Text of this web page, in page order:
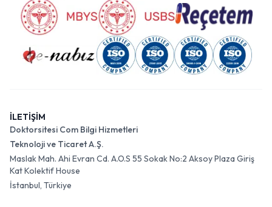
İLETİŞİM
Doktorsitesi Com Bilgi Hizmetleri
Teknoloji ve Ticaret A.Ş.
Maslak Mah. Ahi Evran Cd. A.O.S 55 Sokak No:2 Aksoy Plaza Giriş
Kat Kolektif House
İstanbul, Türkiye